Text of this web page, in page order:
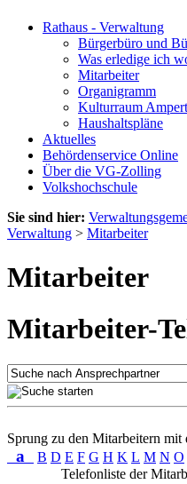
Rathaus - Verwaltung
Bürgerbüro und
Was erledige ich
Mitarbeiter
Organigramm
Kulturraum
Haushaltspläne
Aktuelles
Behördenservice Online
Über die VG-Zolling
Volkshochschule
Sie sind hier:
Verwaltung > Mitarbeiter
Mitarbeiter
Mitarbeiter-
Sprung zu den Mitarbeitern mit
a B D E F G H K L M N O
Telefonliste der